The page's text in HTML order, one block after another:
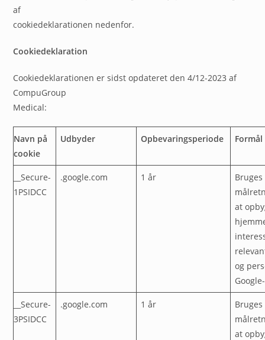
af
cookiedeklarationen nedenfor.
Cookiedeklaration
Cookiedeklarationen er sidst opdateret den 4/12-2023 af
CompuGroup
Medical:
Navn på
cookie
Udbyder Opbevaringsperiode Formål
__Secure-
1PSIDCC
.google.com 1 år
at
og
__Secure-
3PSIDCC
.google.com 1 år
at